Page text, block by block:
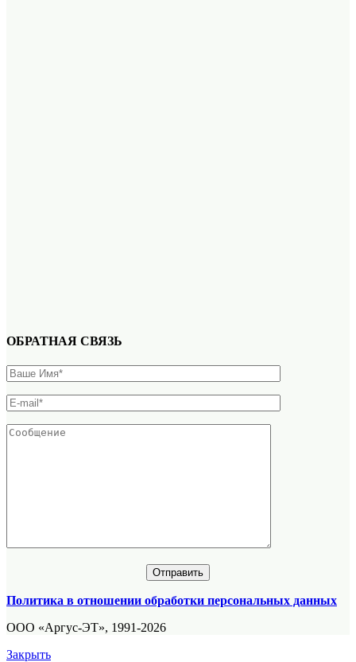
ОБРАТНАЯ СВЯЗЬ
Политика в отношении обработки персональных данных
ООО «Аргус-ЭТ», 1991-2026
Закрыть